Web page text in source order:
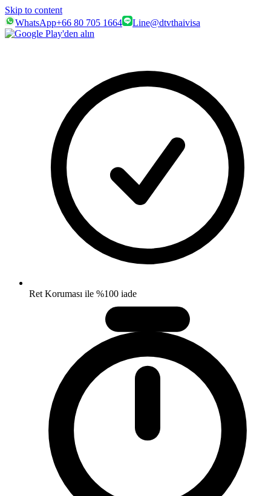
Skip to content
WhatsApp+66 80 705 1664 Line@dtvthaivisa
Ret Koruması ile %100 iade